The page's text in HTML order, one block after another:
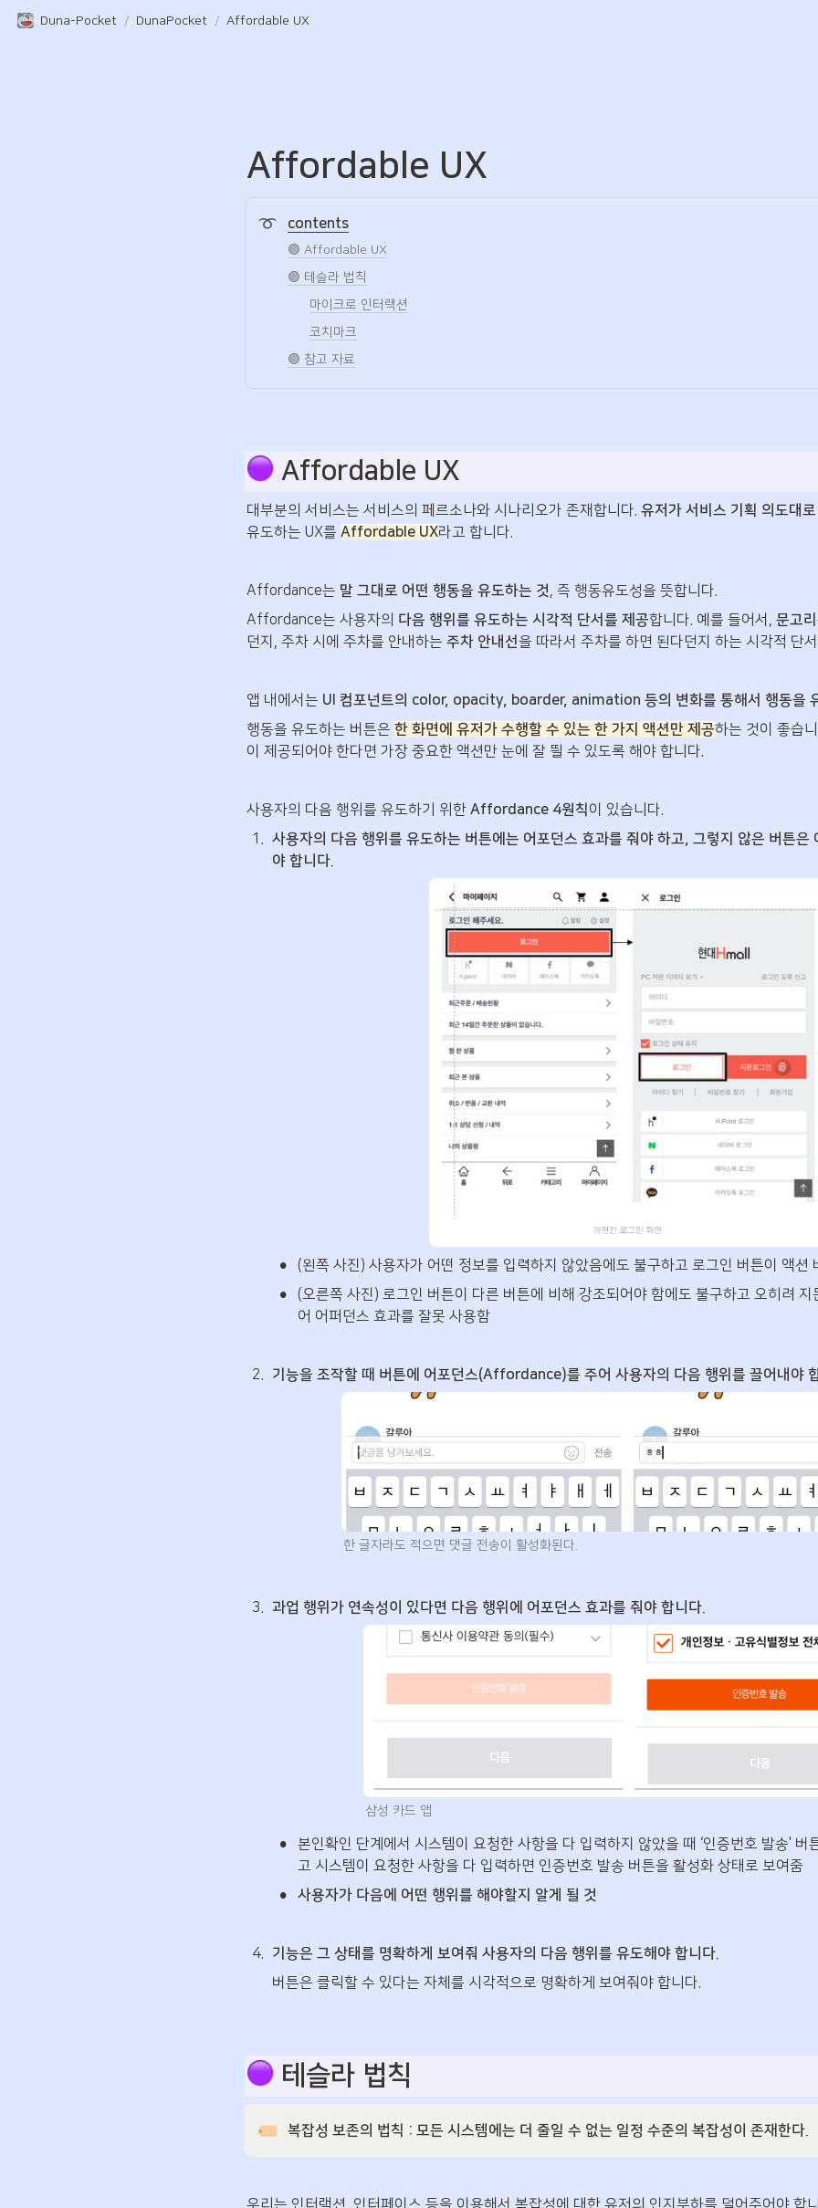
Duna-Pocket / DunaPocket / Affordable UX
Affordable UX
contents
🟣 Affordable UX
🟣 테슬라 법칙
마이크로 인터랙션
코치마크
🟣 참고 자료
Affordable UX
대부분의 서비스는 서비스의 페르소나와 시나리오가 존재합니다. 유저가 서비스 기획 의도대
유도하는 UX를 Affordable UX라고 합니다.
Affordance는 말 그대로 어떤 행동을 유도하는 것, 즉 행동유도성을 뜻합니다.
Affordance는 사용자의 다음 행위를 유도하는 시각적 단서를 제공합니다. 예를 들어서, 문고리
던지, 주차 시에 주차를 안내하는 주차 안내선을 따라서 주차를 하면 된다던지 하는 시각적 단
앱 내에서는 UI 컴포넌트의 color, opacity, boarder, animation 등의 변화를 통해서 행동을
행동을 유도하는 버튼은 한 화면에 유저가 수행할 수 있는 한 가지 액션만 제공하는 것이 좋습
이 제공되어야 한다면 가장 중요한 액션만 눈에 잘 띌 수 있도록 해야 합니다.
사용자의 다음 행위를 유도하기 위한 Affordance 4원칙이 있습니다.
1 . 사용자의 다음 행위를 유도하는 버튼에는 어포던스 효과를 줘야 하고, 그렇지 않은 버튼은
야 합니다.
• (왼쪽 사진) 사용자가 어떤 정보를 입력하지 않았음에도 불구하고 로그인 버튼이 액션
•
(오른쪽 사진) 로그인 버튼이 다른 버튼에 비해 강조되어야 함에도 불구하고 오히려
어 어퍼던스 효과를 잘못 사용함
2. 기능을 조작할 때 버튼에 어포던스(Affordance)를 주어 사용자의 다음 행위를 끌어내야
한 글자라도 적으면 댓글 전송이 활성화된다.
3. 과업 행위가 연속성이 있다면 다음 행위에 어포던스 효과를 줘야 합니다.
삼성 카드 앱
•
본인확인 단계에서 시스템이 요청한 사항을 다 입력하지 않았을 때 ‘인증번호 발송' 버
고 시스템이 요청한 사항을 다 입력하면 인증번호 발송 버튼을 활성화 상태로 보여줌
• 사용자가 다음에 어떤 행위를 해야할지 알게 될 것
4.
기능은 그 상태를 명확하게 보여줘 사용자의 다음 행위를 유도해야 합니다.
버튼은 클릭할 수 있다는 자체를 시각적으로 명확하게 보여줘야 합니다.
테슬라 법칙
복잡성 보존의 법칙 : 모든 시스템에는 더 줄일 수 없는 일정 수준의 복잡성이 존재한다.